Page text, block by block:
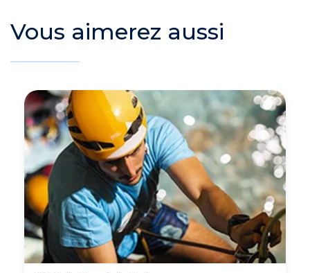
Vous aimerez aussi